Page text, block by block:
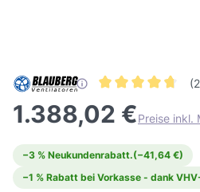
Tiefpreis Garantie
1.388,02 €Preise inkl.
−3 % Neukundenrabatt.(−41,64 €)
−1 % Rabatt bei Vorkasse - dank